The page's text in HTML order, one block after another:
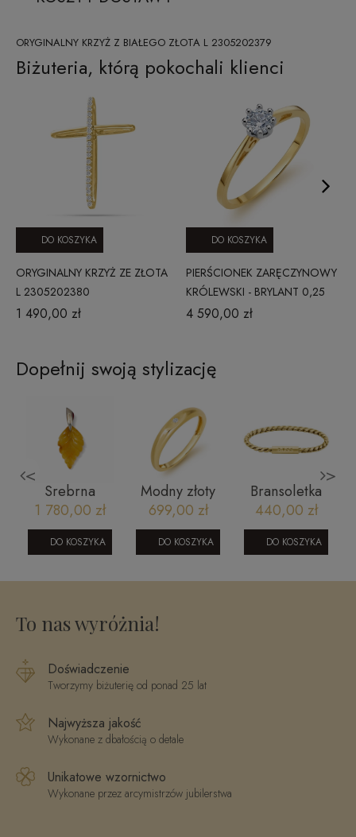
ORYGINALNY KRZYŻ Z BIAŁEGO ZŁOTA L 2305202379
Biżuteria, którą pokochali klienci
ORYGINALNY KRZYŻ ZE ZŁOTA
L 2305202380
1 490,00 zł
DO KOSZYKA
PIERŚCIONEK ZARĘCZYNOWY
KRÓLEWSKI - BRYLANT 0,25
CT
4 590,00 zł
DO KOSZYKA
Dopełnij swoją stylizację
<
Srebrna
zawieszka z
bursztynem -
liść
1 780,00 zł
DO KOSZYKA
Modny złoty
pierścionek
110420236
699,00 zł
DO KOSZYKA
Bransoletka
BOSS
1580696
440,00 zł
DO KOSZYKA
>
To nas wyróżnia!
Doświadczenie
Tworzymy biżuterię od ponad 25 lat
Najwyższa jakość
Wykonane z dbałością o detale
Unikatowe wzornictwo
Wykonane przez arcymistrzów jubilerstwa